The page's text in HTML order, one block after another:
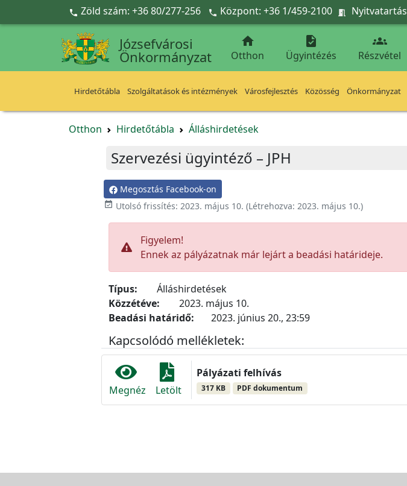
Ugrás a fő tartalomra
 Zöld szám: +36 80/277-256  Központ: +36 1/459-2100  Nyitvatartás
Józsefvárosi
Önkormányzat

Otthon

Ügyintézés

Részvétel
Hirdetőtábla Szolgáltatások és intézmények Városfejlesztés Közösség Önkormányzat
Otthon Hirdetőtábla Álláshirdetések
Szervezési ügyintéző – JPH
Megosztás Facebook-on
 Utolsó frissítés: 2023. május 10. (Létrehozva: 2023. május 10.)
Figyelem!
Ennek az pályázatnak már lejárt a beadási határideje.
Típus:
Álláshirdetések
Közzétéve:
2023. május 10.
Beadási határidő:
2023. június 20., 23:59
Kapcsolódó mellékletek:
Megnéz Letölt
Pályázati felhívás
317 KB PDF dokumentum